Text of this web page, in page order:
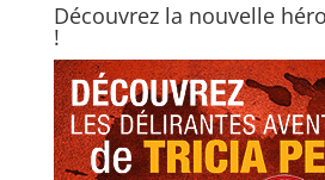
Découvrez la nouvelle
!